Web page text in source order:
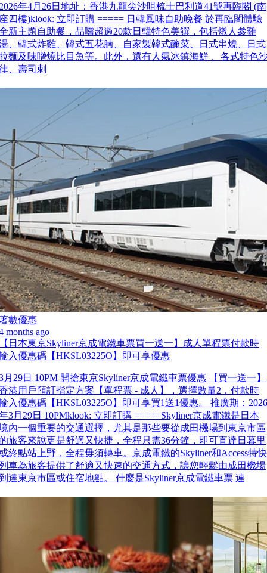
年4月26日地址：香港九龍尖沙咀梳士巴利道41號再臨閣 (南
四樓)klook: 立即訂購 ===== 日韓風味自助晚餐 於再臨閣體驗
新主題自助餐，品嚐超過20款日韓特色美饌，包括燉人參雞
、韓式炸雞、韓式五花腩、自家製韓式醃菜、日式串燒、日式
麵及味噌燒比目魚等。此外，還有人氣冰鎮海鮮 、各式特色
、壽司刺
數優惠
months ago
日本東京Skyliner京成電鐵車票買一送一】成人單程票付款時
入優惠碼【HKSL03225O】即可享優惠
月29日 10PM 開搶東京Skyliner京成電鐵車票優惠 【買一送一】
港用戶預訂指定方案【單程票 - 成人】，選擇數量2，付款時
入優惠碼【HKSL03225O】即可享買1送1優惠。 推廣期：2026
3月29日 10PMklook: 立即訂購 =====Skyliner京成電鐵是日本
內一個重要的交通選擇，尤其是那些要從成田機場到東京市區
旅客來說更是舒適又快捷，全程只需36分鐘，即可直達日暮里
終點站上野，全程毋須轉車。京成電鐵的Skyliner和Access特快
車為旅客提供了舒適又快速的交通方式，讓您輕鬆由成田機場
達東京市區或住宿地點。 什麼是Skyliner京成電鐵車票 連